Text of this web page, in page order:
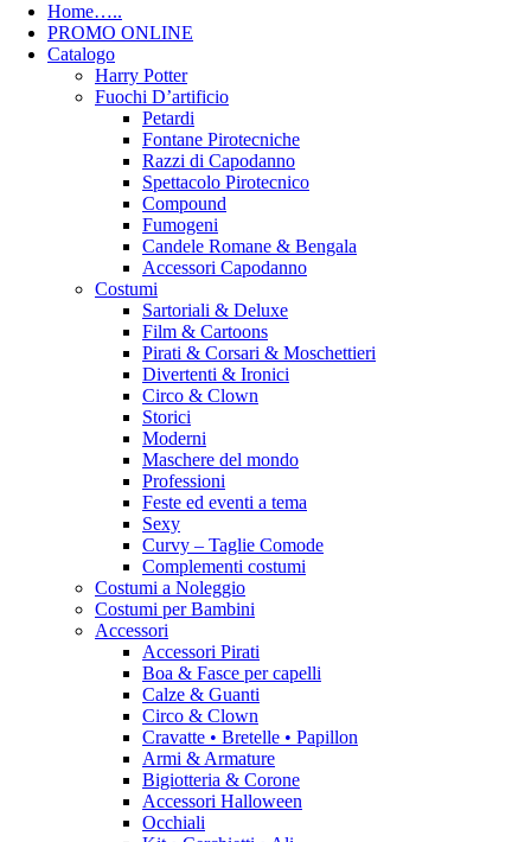
Home…..
PROMO ONLINE
Catalogo
Harry Potter
Fuochi D’artificio
Petardi
Fontane Pirotecniche
Razzi di Capodanno
Spettacolo Pirotecnico
Compound
Fumogeni
Candele Romane & Bengala
Accessori Capodanno
Costumi
Sartoriali & Deluxe
Film & Cartoons
Pirati & Corsari & Moschettieri
Divertenti & Ironici
Circo & Clown
Storici
Moderni
Maschere del mondo
Professioni
Feste ed eventi a tema
Sexy
Curvy – Taglie Comode
Complementi costumi
Costumi a Noleggio
Costumi per Bambini
Accessori
Accessori Pirati
Boa & Fasce per capelli
Calze & Guanti
Circo & Clown
Cravatte • Bretelle • Papillon
Armi & Armature
Bigiotteria & Corone
Accessori Halloween
Occhiali